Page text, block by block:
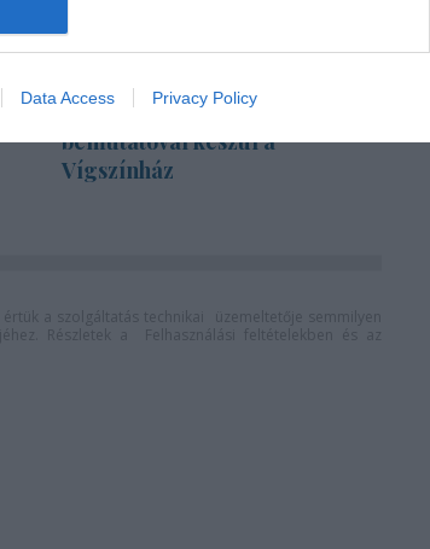
Data Access Privacy Policy
A jövő évadra kilenc
bemutatóval készül a
Vígszínház